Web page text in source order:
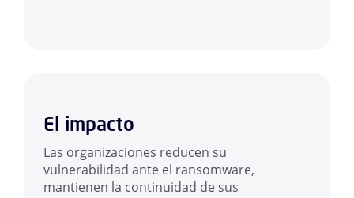
El impacto
Las organizaciones reducen su
vulnerabilidad ante el ransomware,
mantienen la continuidad de sus